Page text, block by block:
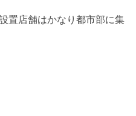
置店舗はかなり都市部に集